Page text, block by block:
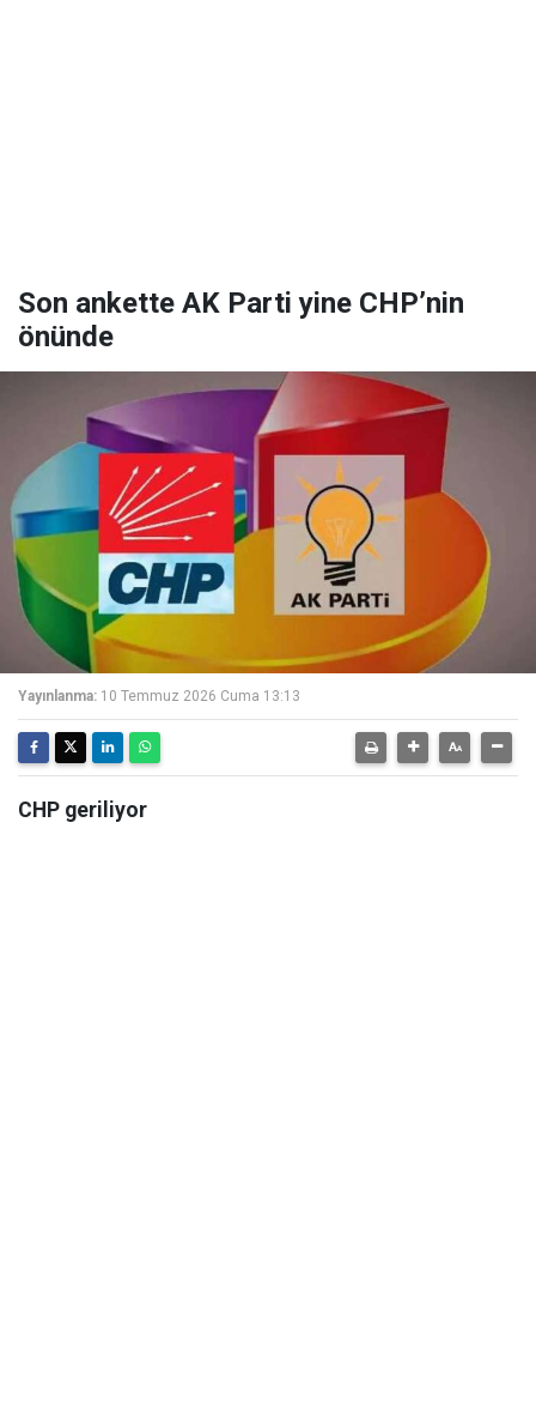
Son ankette AK Parti yine CHP’nin
önünde
Yayınlanma: 10 Temmuz 2026 Cuma 13:13
CHP geriliyor